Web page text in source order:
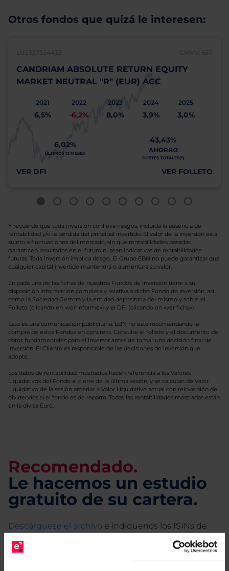
Otros fondos que quizá le interesen:
LU2337324433 CNMV: 657
CANDRIAM ABSOLUTE RETURN EQUITY
MARKET NEUTRAL "R" (EUR) ACC
2021
6,5%
2022
-6,2%
2023
8,0%
2024
3,9%
2025
3,0%
6,02%
ÚLTIMOS 12 MESES
43,43%
AHORRO
COSTES TOTALES(*)
VER DFI VER FOLLETO
Y recuerde que toda inversión conlleva riesgos, incluida la ausencia de
rentabilidad y/o la pérdida del principal invertido. El valor de la inversión está
sujeto a fluctuaciones del mercado, sin que rentabilidades pasadas
garanticen resultados en el futuro ni sean indicativas de rentabilidades
futuras. Toda inversión implica riesgo. El Grupo EBN no puede garantizar que
cualquier capital invertido mantendrá o aumentará su valor.
En cada una de las fichas de nuestros Fondos de Inversión tiene a su
disposición información completa y relativa a dicho Fondo de Inversión, así
como la Sociedad Gestora y la entidad depositaria del mismo y sobre el
Folleto (clicando en «ver informe») y el DFI (clicando en «ver ficha»).
Esto es una comunicación publicitaria. EBN no está recomendando la
compra de estos Fondos en concreto. Consulte el folleto y el documento de
datos fundamentales para el inversor antes de tomar una decisión final de
inversión. El Cliente es responsable de las decisiones de inversión que
adopte.
Los datos de rentabilidad mostrados hacen referencia a los Valores
Liquidativos del Fondo al cierre de la última sesión, y se calculan de Valor
Liquidativo de la sesión anterior a Valor Liquidativo actual con reinversión de
dividendos si el fondo es de reparto. Todas las rentabilidades mostradas están
en la divisa Euro.
Recomendado.
Le hacemos un estudio
gratuito de su cartera.
Descárguese el archivo e indíquenos los ISINs de
sus Fondos y nuestros expertos le enviarán un
estudio gratuito de sus alternativas de Clases
Limpias con las que podrá ahorrar en sus costes.